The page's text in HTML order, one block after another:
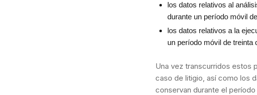
los datos relativos al
durante un período móvil
los datos relativos a la
un período móvil de treinta
Una vez transcurridos estos
caso de litigio, así como los
conservan durante el